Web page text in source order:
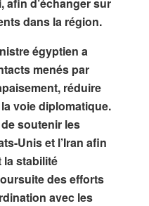
dans la région.
égyptien a
menés par
réduire
voie diplomatique.
soutenir les
Unis et l’Iran afin
la stabilité
des efforts
avec les